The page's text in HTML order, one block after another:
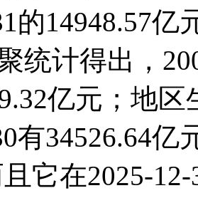
的14948.57
统计得出，
亿元；地
有34526.64
它在2025-